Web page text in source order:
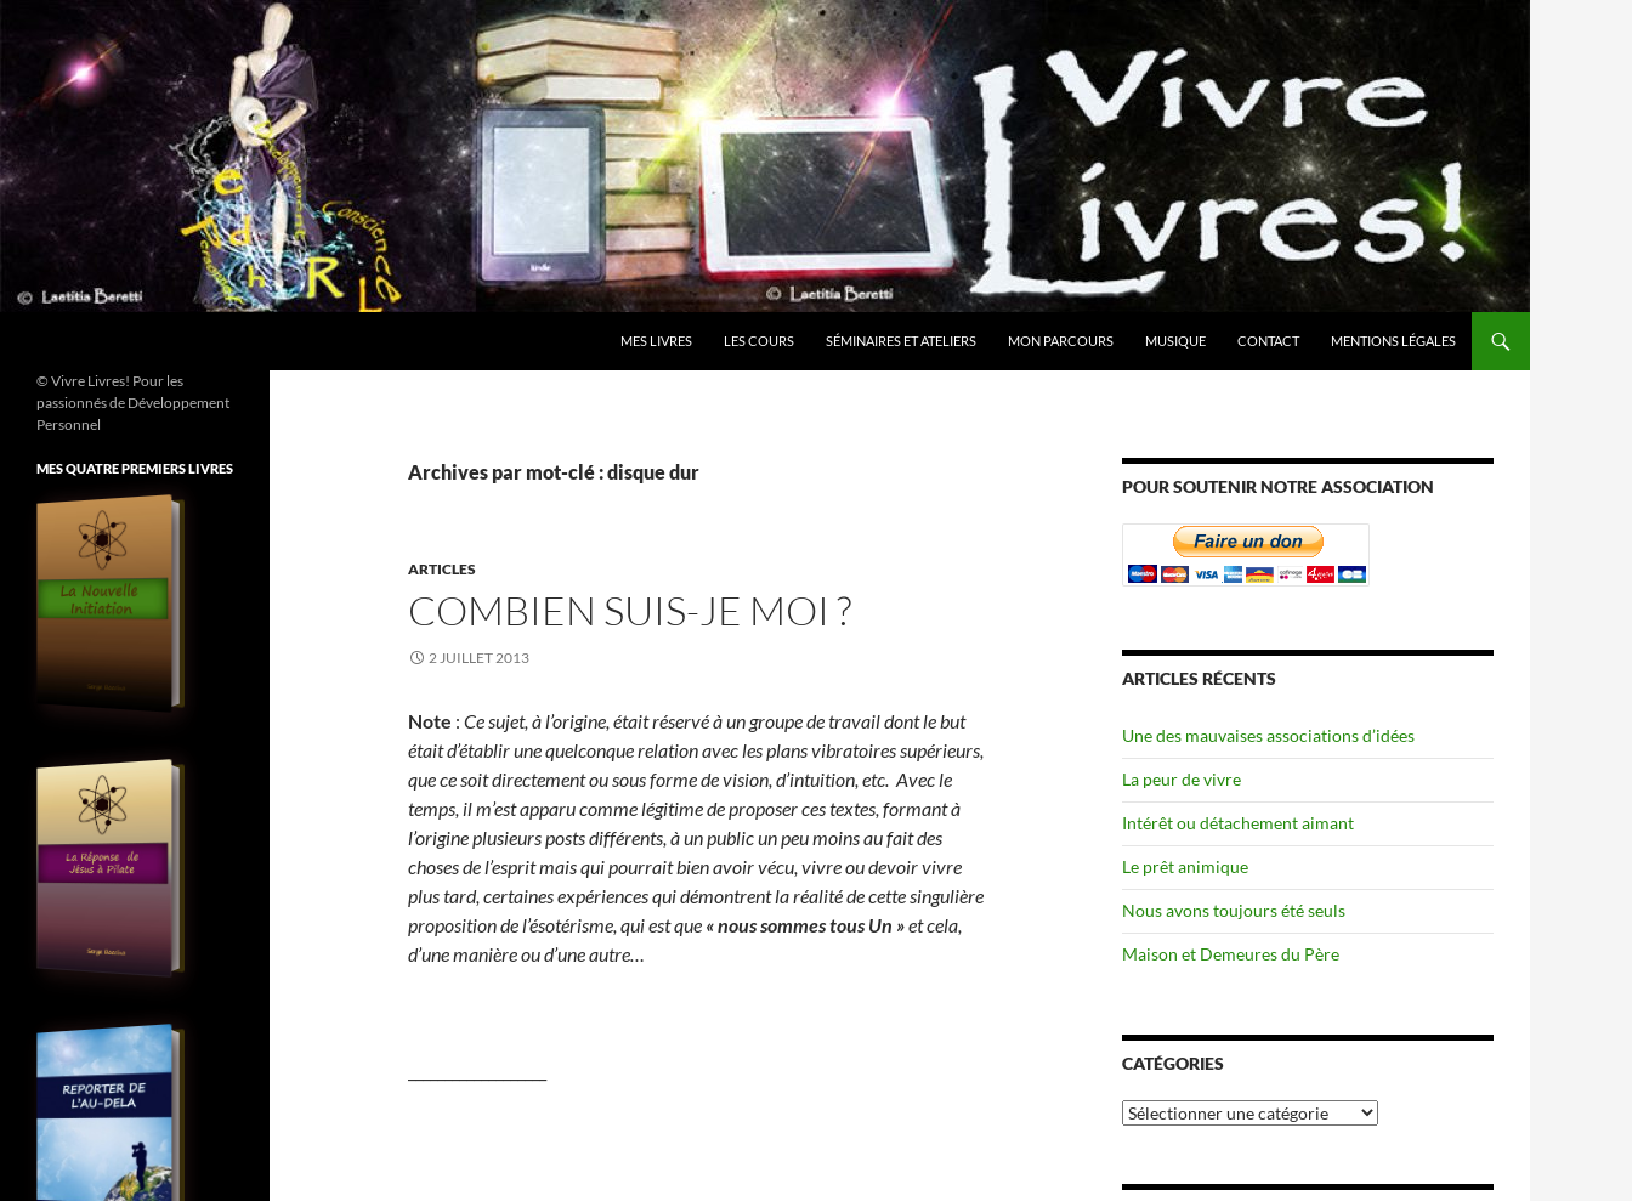
contenu
MES LIVRES LES COURS SÉMINAIRES ET ATELIERS MON PARCOURS MUSIQUE CONTACT MENTIONS LÉGALES
Archives par mot-clé : disque dur
ARTICLES
COMBIEN SUIS-JE MOI ?
2 JUILLET 2013
Note : Ce sujet, à l’origine, était réservé à un groupe de travail dont le but
était d’établir une quelconque relation avec les plans vibratoires supérieurs,
que ce soit directement ou sous forme de vision, d’intuition, etc. Avec le
temps, il m’est apparu comme légitime de proposer ces textes, formant à
l’origine plusieurs posts différents, à un public un peu moins au fait des
choses de l’esprit mais qui pourrait bien avoir vécu, vivre ou devoir vivre
plus tard, certaines expériences qui démontrent la réalité de cette singulière
proposition de l’ésotérisme, qui est que «nous sommes tous Un »et cela,
d’une manière ou d’une autre…
POUR SOUTENIR NOTRE ASSOCIATION
ARTICLES RÉCENTS
Une des mauvaises associations d’idées
La peur de vivre
Intérêt ou détachement aimant
Le prêt animique
Nous avons toujours été seuls
Maison et Demeures du Père
CATÉGORIES
Catégories
© Vivre Livres! Pour les
passionnés de Développement
Personnel
MES QUATRE PREMIERS LIVRES